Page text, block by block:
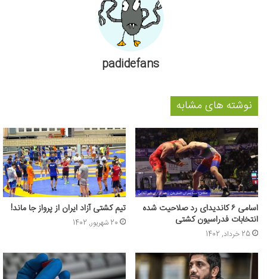
padidefans
نوشته های مشابه
اسامی ۶ کاندیدای رد صلاحیت شده
انتخابات فدراسیون کشتی
25 خرداد, 1402
تیم کشتی آزاد ایران از پرواز جا ماند!
20 شهریور, 1402